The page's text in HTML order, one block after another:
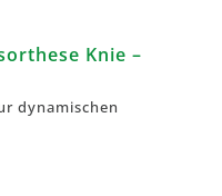
Knie –
dynamischen